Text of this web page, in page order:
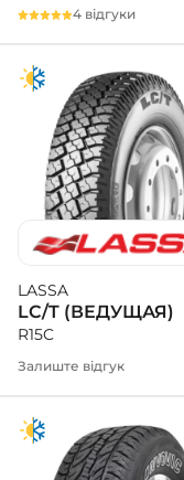
4 відгуки
LASSA
LC/T (ВЕДУЩАЯ)
R15C
Залиште відгук